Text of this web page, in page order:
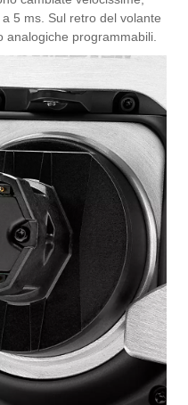
5 ms. Sul retro del volante
analogiche programmabili.